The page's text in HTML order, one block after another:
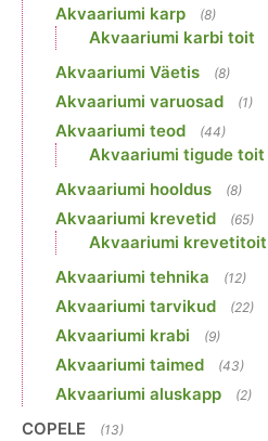
Akvaariumi karp (8)
Akvaariumi karbi toit
Akvaariumi Väetis (8)
Akvaariumi varuosad (1)
Akvaariumi teod (44)
Akvaariumi tigude toit
Akvaariumi hooldus (8)
Akvaariumi krevetid (65)
Akvaariumi krevetitoit
Akvaariumi tehnika (12)
Akvaariumi tarvikud (22)
Akvaariumi krabi (9)
Akvaariumi taimed (43)
Akvaariumi aluskapp (2)
COPELE (13)